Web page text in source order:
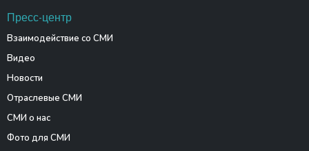
Пресс-центр
Взаимодействие со СМИ
Видео
Новости
Отраслевые СМИ
СМИ о нас
Фото для СМИ